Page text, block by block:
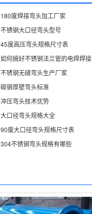
180度焊接弯头加工厂家
不锈钢大口径弯头型号
45度高压弯头规格尺寸表
如何搞好不锈钢法兰管的电焊焊接
不锈钢无缝弯头生产厂家
碳钢厚壁弯头标准
冲压弯头技术优势
大口径弯头规格大全
90度大口径弯头规格尺寸表
304不锈钢弯头规格有哪些